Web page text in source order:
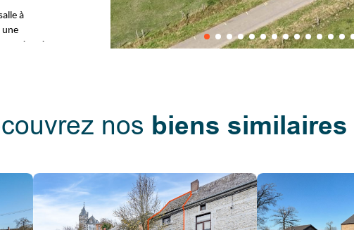
à
une
et
nos biens similaires